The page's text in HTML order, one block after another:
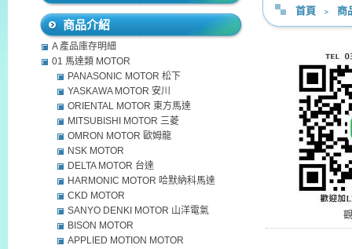
首頁 ﹥ 商
商品介紹
A 產品庫存明細
01 馬達類 MOTOR
PANASONIC MOTOR 松下
YASKAWA MOTOR 安川
ORIENTAL MOTOR 東方馬達
MITSUBISHI MOTOR 三菱
OMRON MOTOR 歐姆龍
NSK MOTOR
DELTA MOTOR 台達
HARMONIC MOTOR 哈默納科馬達
CKD MOTOR
SANYO DENKI MOTOR 山洋電氣
BISON MOTOR
APPLIED MOTION MOTOR